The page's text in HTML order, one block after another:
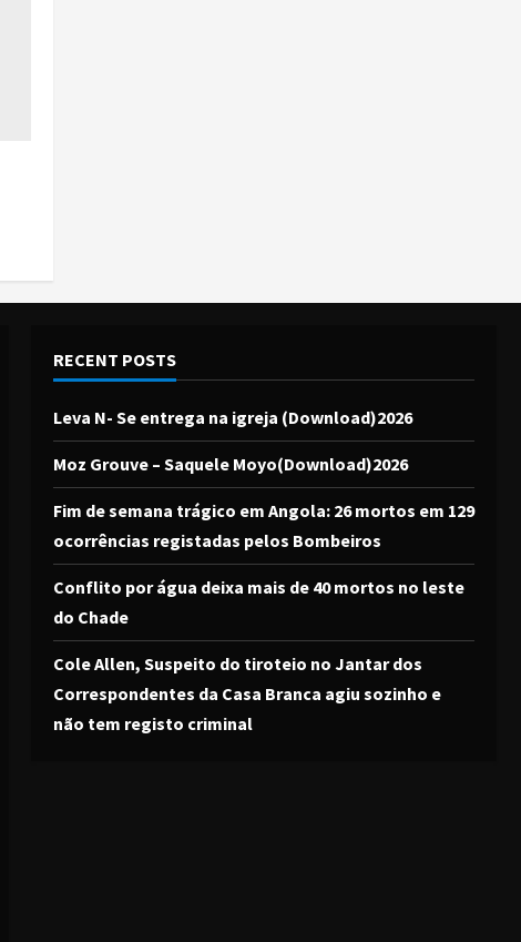
RECENT POSTS
Leva N- Se entrega na igreja (Download)2026
Moz Grouve – Saquele Moyo(Download)2026
Fim de semana trágico em Angola: 26 mortos em 129
ocorrências registadas pelos Bombeiros
Conflito por água deixa mais de 40 mortos no leste
do Chade
Cole Allen, Suspeito do tiroteio no Jantar dos
Correspondentes da Casa Branca agiu sozinho e
não tem registo criminal